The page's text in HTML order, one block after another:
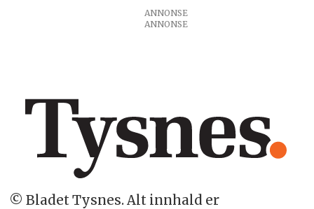
ANNONSE
ANNONSE
© Bladet Tysnes. Alt innhald er